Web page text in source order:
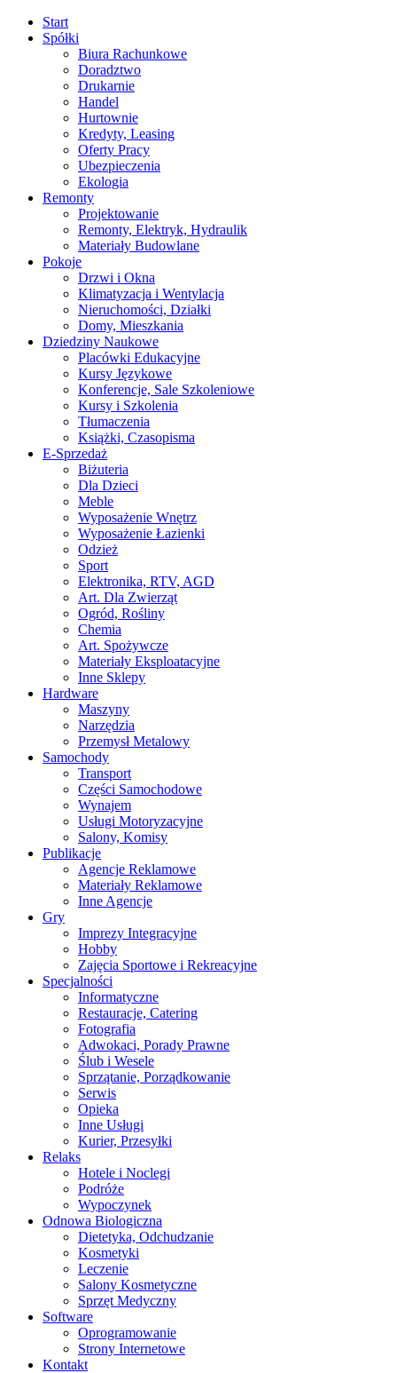
Start
Spółki
Biura Rachunkowe
Doradztwo
Drukarnie
Handel
Hurtownie
Kredyty, Leasing
Oferty Pracy
Ubezpieczenia
Ekologia
Remonty
Projektowanie
Remonty, Elektryk, Hydraulik
Materiały Budowlane
Pokoje
Drzwi i Okna
Klimatyzacja i Wentylacja
Nieruchomości, Działki
Domy, Mieszkania
Dziedziny Naukowe
Placówki Edukacyjne
Kursy Językowe
Konferencje, Sale Szkoleniowe
Kursy i Szkolenia
Tłumaczenia
Książki, Czasopisma
E-Sprzedaż
Biżuteria
Dla Dzieci
Meble
Wyposażenie Wnętrz
Wyposażenie Łazienki
Odzież
Sport
Elektronika, RTV, AGD
Art. Dla Zwierząt
Ogród, Rośliny
Chemia
Art. Spożywcze
Materiały Eksploatacyjne
Inne Sklepy
Hardware
Maszyny
Narzędzia
Przemysł Metalowy
Samochody
Transport
Części Samochodowe
Wynajem
Usługi Motoryzacyjne
Salony, Komisy
Publikacje
Agencje Reklamowe
Materiały Reklamowe
Inne Agencje
Gry
Imprezy Integracyjne
Hobby
Zajęcia Sportowe i Rekreacyjne
Specjalności
Informatyczne
Restauracje, Catering
Fotografia
Adwokaci, Porady Prawne
Ślub i Wesele
Sprzątanie, Porządkowanie
Serwis
Opieka
Inne Usługi
Kurier, Przesyłki
Relaks
Hotele i Noclegi
Podróże
Wypoczynek
Odnowa Biologiczna
Dietetyka, Odchudzanie
Kosmetyki
Leczenie
Salony Kosmetyczne
Sprzęt Medyczny
Software
Oprogramowanie
Strony Internetowe
Kontakt